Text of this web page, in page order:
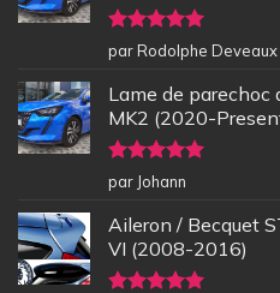
Note5sur
5
par Rodolphe Deveaux
Lame de
MK2 (2020-
Note5sur
5
par Johann
Aileron / Becquet
VI (2008-2016)